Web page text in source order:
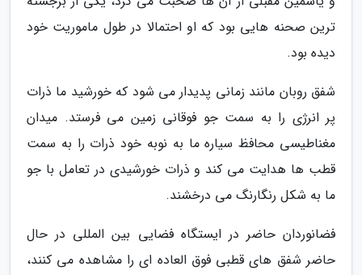
ترین صحنه هایی بود که او احتمالا در طول ماموریت خود
دیده بود.
شفق روبان مانند زمانی پدیدار می شود که خورشید ما ذرات
پر انرژی را به سمت جو فوقانی زمین می فرستد. میدان
مغناطیسی محافظ سیاره ما به نوبه خود ذرات را به سمت
قطب ها هدایت می کند و ذرات خورشیدی در تعامل با جو
ما به شکل رنگارنگ می درخشند.
فضانوردان حاضر در ایستگاه فضایی بین المللی در حال
حاضر شفق های قطبی فوق العاده ای را مشاهده می کنند،